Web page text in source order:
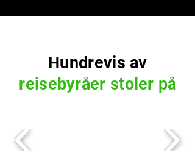
Hundrevis av
reisebyråer stoler på